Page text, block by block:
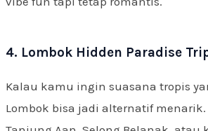
4. Lombok Hidden Paradise
Kalau kamu ingin suasana tropis
Lombok bisa jadi alternatif menarik.